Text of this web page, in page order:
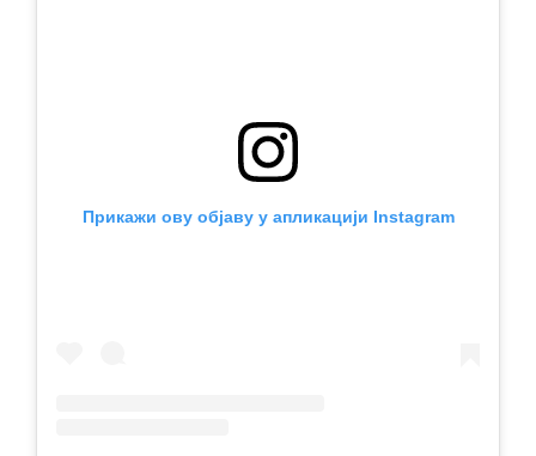
Прикажи ову објаву у апликацији Instagram